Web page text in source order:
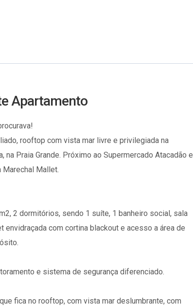
Apartamento
rooftop com vista mar livre e privilegiada na
Praia Grande. Próximo ao Supermercado Atacadão e
Marechal Mallet.
2 dormitórios, sendo 1 suíte, 1 banheiro social, sala
com cortina blackout e acesso a área de
e sistema de segurança diferenciado.
fica no rooftop, com vista mar deslumbrante, com